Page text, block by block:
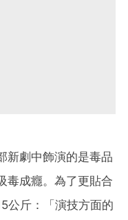
新劇中飾演的是毒品
毒成癮。為了更貼合
公斤：「演技方面的